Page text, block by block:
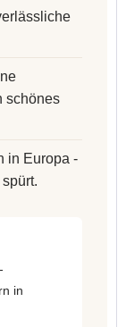
schönes
in Europa -
-
in